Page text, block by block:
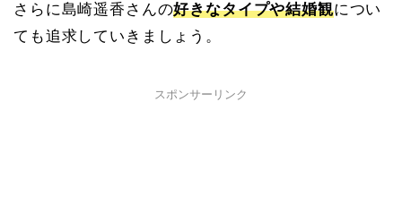
さらに島崎遥香さんの好きなタイプや結婚観につい
ても追求していきましょう。
スポンサーリンク